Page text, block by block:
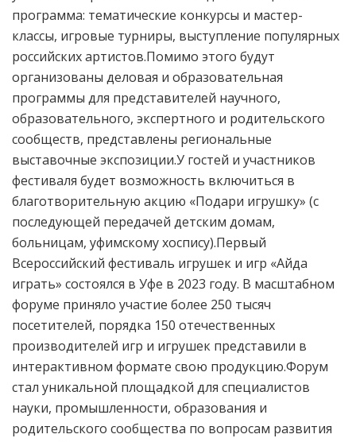
программа: тематические конкурсы и мастер-
классы, игровые турниры, выступление популярных
российских артистов.Помимо этого будут
организованы деловая и образовательная
программы для представителей научного,
образовательного, экспертного и родительского
сообществ, представлены региональные
выставочные экспозиции.У гостей и участников
фестиваля будет возможность включиться в
благотворительную акцию «Подари игрушку» (с
последующей передачей детским домам,
больницам, уфимскому хоспису).Первый
Всероссийский фестиваль игрушек и игр «Айда
играть» состоялся в Уфе в 2023 году. В масштабном
форуме приняло участие более 250 тысяч
посетителей, порядка 150 отечественных
производителей игр и игрушек представили в
интерактивном формате свою продукцию.Форум
стал уникальной площадкой для специалистов
науки, промышленности, образования и
родительского сообщества по вопросам развития